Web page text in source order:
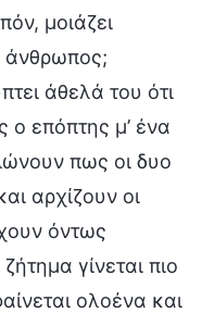
μοιάζει
άνθρωπος;
άθελά του ότι
ο επόπτης μ’ ένα
πως οι δυο
αρχίζουν οι
όντως
γίνεται πιο
ολοένα και